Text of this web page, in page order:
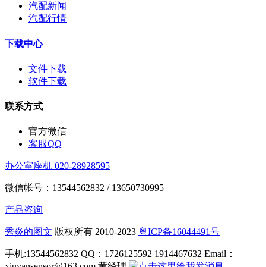
汽配新闻
汽配行情
下载中心
文件下载
软件下载
联系方式
官方微信
客服QQ
办公室座机 020-28928595
微信帐号：13544562832 / 13650730995
产品咨询
秀炎的图文 版权所有 2010-2023 粤ICP备16044491号
手机:13544562832 QQ：1726125592 1914467632 Email：